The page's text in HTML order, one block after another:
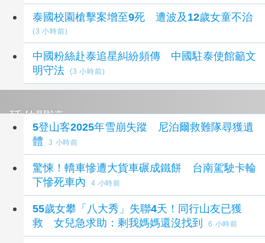
泰國校園槍擊案增至9死 遭波及12歲女童不治
(3 小時前)
中國粉絲赴泰追星糾紛頻傳 中國駐泰使館籲文
明守法
(3 小時前)
延伸閱讀
5登山客2025年雪崩失蹤 尼泊爾救難隊尋獲遺
體
3 小時前
驚悚！轎車慘遭大貨車碾成鐵餅 台南駕駛卡輪
下慘死車內
4 小時前
55歲女攀「八大秀」失聯4天！同行山友已獲
救 女兒急求助：剩我媽媽還沒找到
6 小時前